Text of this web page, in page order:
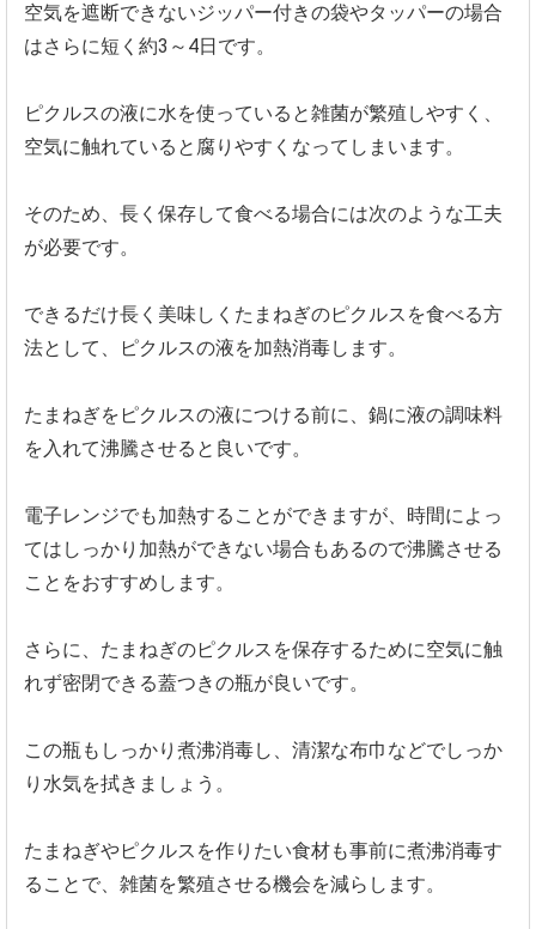
空気を遮断できないジッパー付きの袋やタッパーの場合
はさらに短く約3～4日です。
ピクルスの液に水を使っていると雑菌が繁殖しやすく、
空気に触れていると腐りやすくなってしまいます。
そのため、長く保存して食べる場合には次のような工夫
が必要です。
できるだけ長く美味しくたまねぎのピクルスを食べる方
法として、ピクルスの液を加熱消毒します。
たまねぎをピクルスの液につける前に、鍋に液の調味料
を入れて沸騰させると良いです。
電子レンジでも加熱することができますが、時間によっ
てはしっかり加熱ができない場合もあるので沸騰させる
ことをおすすめします。
さらに、たまねぎのピクルスを保存するために空気に触
れず密閉できる蓋つきの瓶が良いです。
この瓶もしっかり煮沸消毒し、清潔な布巾などでしっか
り水気を拭きましょう。
たまねぎやピクルスを作りたい食材も事前に煮沸消毒す
ることで、雑菌を繁殖させる機会を減らします。